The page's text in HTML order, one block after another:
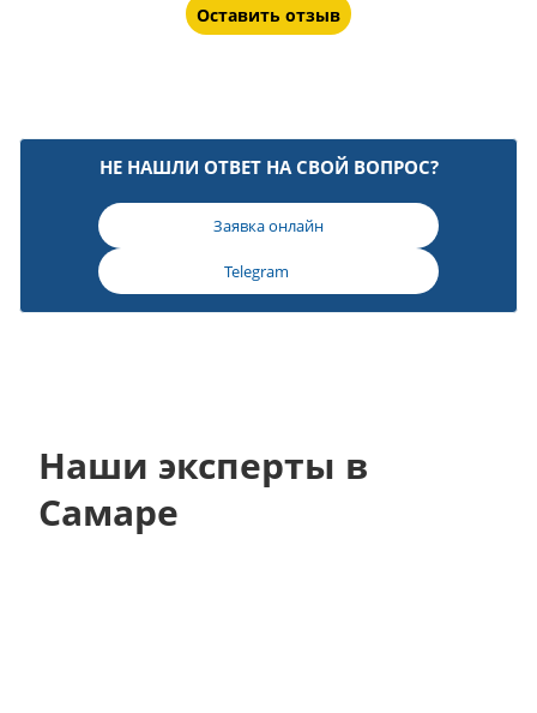
Оставить отзыв
НЕ НАШЛИ ОТВЕТ НА СВОЙ ВОПРОС?
Заявка онлайн
Telegram
Наши эксперты в
Самаре